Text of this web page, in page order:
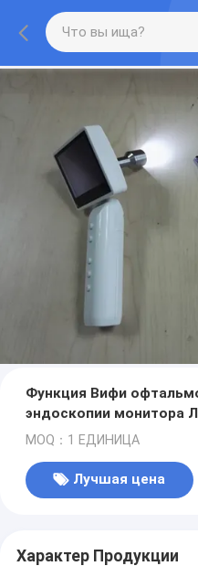
Функция Вифи
эндоскопии монитора
Хандхэльд видео-
MOQ：1 ЕДИНИЦА
Лучшая цена
Характер Продукции